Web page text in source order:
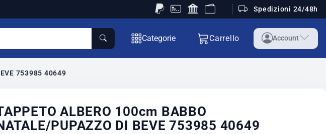
Spedizioni 24/48h
Categorie Carrello Account
753985 40649
ALBERO 100cm BABBO
PUPAZZO DI BEVE 753985 40649